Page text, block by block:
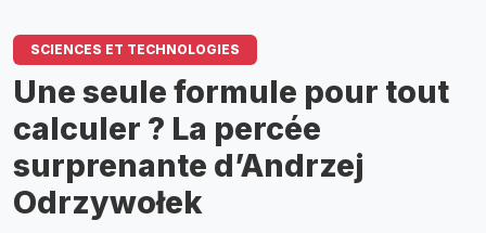
SCIENCES ET TECHNOLOGIES
Une seule formule pour tout
calculer ? La percée
surprenante d’Andrzej
Odrzywołek